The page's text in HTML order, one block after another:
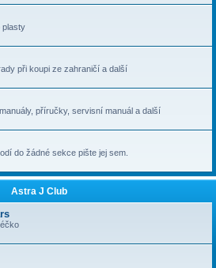
plasty
při koupi ze zahraničí a další
příručky, servisní manuál a další
do žádné sekce pište jej sem.
Astra J Club